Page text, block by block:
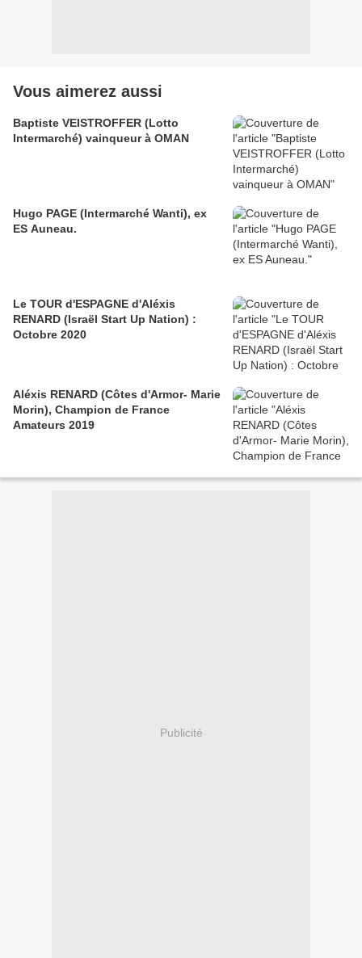
Vous aimerez aussi
Baptiste VEISTROFFER (Lotto
Intermarché) vainqueur à OMAN
Hugo PAGE (Intermarché Wanti), ex
ES Auneau.
Le TOUR d'ESPAGNE d'Aléxis
RENARD (Israël Start Up Nation) :
Octobre 2020
Aléxis RENARD (Côtes d'Armor- Marie
Morin), Champion de France
Amateurs 2019
Publicité